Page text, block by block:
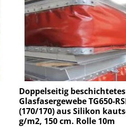
Doppelseitig beschichtetes
Glasfasergewebe TG650-
(170/170) aus Silikon
g/m2, 150 cm. Rolle 10m